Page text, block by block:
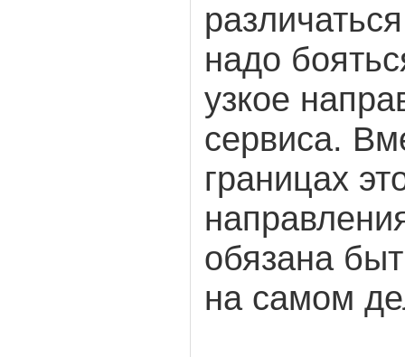
надо
узкое
сервиса.
границах
обязана
на самом